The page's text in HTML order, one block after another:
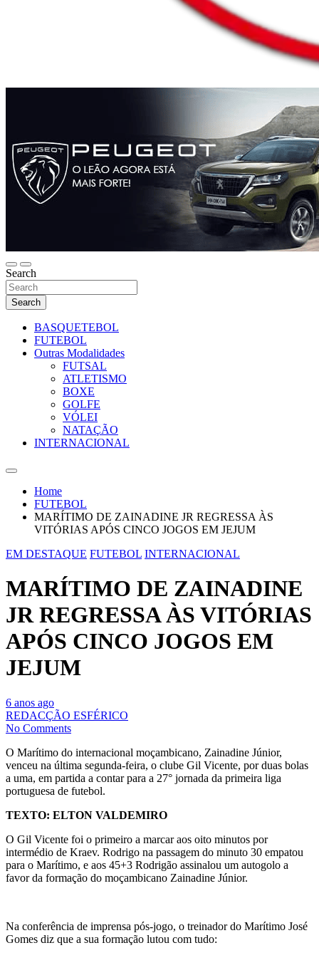
Search
Search
BASQUETEBOL
FUTEBOL
Outras Modalidades
FUTSAL
ATLETISMO
BOXE
GOLFE
VÓLEI
NATAÇÃO
INTERNACIONAL
Home
FUTEBOL
MARÍTIMO DE ZAINADINE JR REGRESSA ÀS
VITÓRIAS APÓS CINCO JOGOS EM JEJUM
EM DESTAQUE FUTEBOL INTERNACIONAL
MARÍTIMO DE ZAINADINE
JR REGRESSA ÀS VITÓRIAS
APÓS CINCO JOGOS EM
JEJUM
6 anos ago
REDACÇÃO ESFÉRICO
No Comments
O Marítimo do internacional moçambicano, Zainadine Júnior,
venceu na última segunda-feira, o clube Gil Vicente, por duas bolas
a uma, em partida a contar para a 27° jornada da primeira liga
portuguesa de futebol.
TEXTO: ELTON VALDEMIRO
O Gil Vicente foi o primeiro a marcar aos oito minutos por
intermédio de Kraev. Rodrigo na passagem do minuto 30 empatou
para o Marítimo, e aos 45+3 Rodrigão assinalou um autogolo a
favor da formação do moçambicano Zainadine Júnior.
Na conferência de imprensa pós-jogo, o treinador do Marítimo José
Gomes diz que a sua formação lutou com tudo: